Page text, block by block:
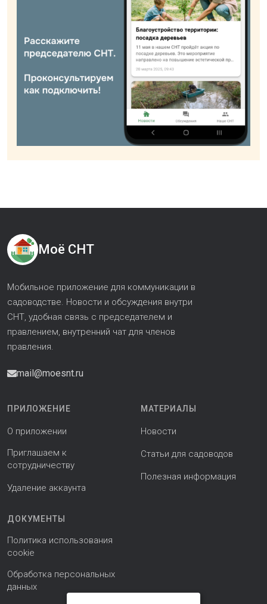
Моё СНТ
Мобильное приложение для коммуникации в
садоводстве. Новости и обсуждения внутри
СНТ, удобная связь с председателем и
правлением, внутренний чат для членов
правления.
mail@moesnt.ru
ПРИЛОЖЕНИЕ
О приложении
Приглашаем к
сотрудничеству
Удаление аккаунта
МАТЕРИАЛЫ
Новости
Статьи для садоводов
Полезная информация
ДОКУМЕНТЫ
Политика использования
cookie
Обработка персональных
данных